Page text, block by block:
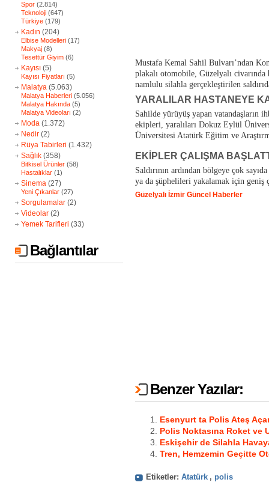
Spor (2.814)
Teknoloji (647)
Türkiye (179)
Kadın (204)
Elbise Modelleri (17)
Makyaj (8)
Tesettür Giyim (6)
Kayısı (5)
Kayısı Fiyatları (5)
Malatya (5.063)
Malatya Haberleri (5.056)
Malatya Hakında (5)
Malatya Videoları (2)
Moda (1.372)
Nedir (2)
Rüya Tabirleri (1.432)
Sağlık (358)
Bitkisel Ürünler (58)
Hastalıklar (1)
Sinema (27)
Yeni Çıkanlar (27)
Sorgulamalar (2)
Videolar (2)
Yemek Tarifleri (33)
Bağlantılar
Mustafa Kemal Sahil Bulvarı’ndan
plakalı otomobile, Güzelyalı
namlulu silahla gerçekleştirilen
YARALILAR HASTANEYE
Sahilde yürüyüş yapan vatandaşların
ekipleri, yaralıları Dokuz Eylül
Üniversitesi Atatürk Eğitim ve
EKİPLER ÇALIŞMA
Saldırının ardından bölgeye çok
ya da şüphelileri yakalamak için geniş
Güzelyalı İzmir Güncel Haberler
Benzer Yazılar:
Esenyurt ta Polis Ateş
Polis Noktasına Roket ve
Eskişehir de Silahla
Tren, Hemzemin Geçitte
Etiketler: Atatürk , polis